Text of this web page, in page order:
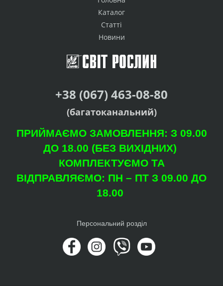
Каталог
Статті
Новини
+38 (067) 463-08-80
(багатоканальний)
ПРИЙМАЄМО ЗАМОВЛЕННЯ: З 09.00
ДО 18.00 (БЕЗ ВИХІДНИХ)
КОМПЛЕКТУЄМО ТА
ВІДПРАВЛЯЄМО: ПН – ПТ З 09.00 ДО
18.00
Персональний розділ